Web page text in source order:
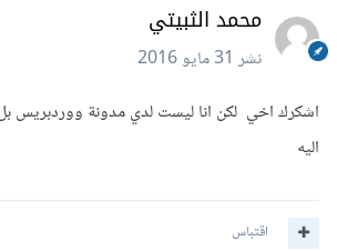
محمد الثبيتي
نشر31 مايو 2016
اشكرك اخي لكن انا ليست لدي مدونة ووردبريس
اليه
اقتباس